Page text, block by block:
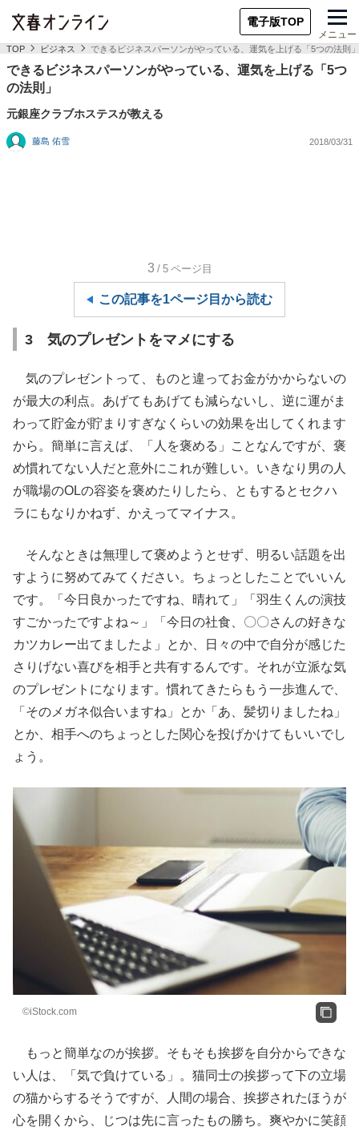
電子版TOP
メニュー
TOP ビジネス できるビジネスパーソンがやっている、運気を上げる「5つの法則」
できるビジネスパーソンがやっている、運気を上げる「5つ
の法則」
元銀座クラブホステスが教える
藤島 佑雪 2018/03/31
3 /5 ページ目
この記事を1ページ目から読む
3 気のプレゼントをマメにする
気のプレゼントって、ものと違ってお金がかからないの
が最大の利点。あげてもあげても減らないし、逆に運がま
わって貯金が貯まりすぎなくらいの効果を出してくれます
から。簡単に言えば、「人を褒める」ことなんですが、褒
め慣れてない人だと意外にこれが難しい。いきなり男の人
が職場のOLの容姿を褒めたりしたら、ともするとセクハ
ラにもなりかねず、かえってマイナス。
そんなときは無理して褒めようとせず、明るい話題を出
すように努めてみてください。ちょっとしたことでいいん
です。「今日良かったですね、晴れて」「羽生くんの演技
すごかったですよね～」「今日の社食、〇〇さんの好きな
カツカレー出てましたよ」とか、日々の中で自分が感じた
さりげない喜びを相手と共有するんです。それが立派な気
のプレゼントになります。慣れてきたらもう一歩進んで、
「そのメガネ似合いますね」とか「あ、髪切りましたね」
とか、相手へのちょっとした関心を投げかけてもいいでし
ょう。
©iStock.com
もっと簡単なのが挨拶。そもそも挨拶を自分からできな
い人は、「気で負けている」。猫同士の挨拶って下の立場
の猫からするそうですが、人間の場合、挨拶されたほうが
心を開くから、じつは先に言ったもの勝ち。爽やかに笑顔